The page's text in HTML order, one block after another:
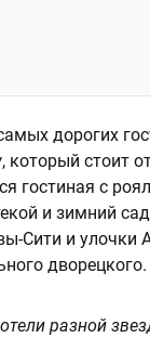
дорогих
, который стоит
гостиная с
и зимний
Сити и улочки
дворецкого.
разной